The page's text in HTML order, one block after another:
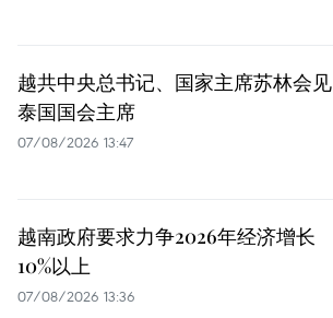
越共中央总书记、国家主席苏林会见
泰国国会主席
07/08/2026 13:47
越南政府要求力争2026年经济增长
10%以上
07/08/2026 13:36